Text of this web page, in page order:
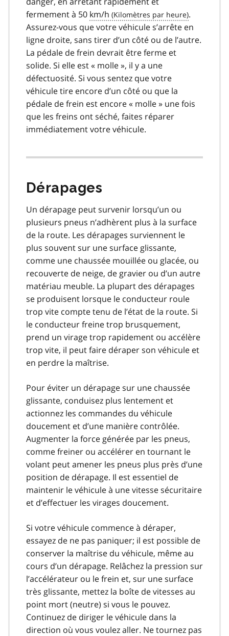
fermement à 50 km/h
.
Assurez-vous que votre véhicule s’arrête en
ligne droite, sans tirer d’un côté ou de l’autre.
La pédale de frein devrait être ferme et
solide. Si elle est « molle », il y a une
défectuosité. Si vous sentez que votre
véhicule tire encore d’un côté ou que la
pédale de frein est encore « molle » une fois
que les freins ont séché, faites réparer
immédiatement votre véhicule.
Dérapages
Un dérapage peut survenir lorsqu’un ou
plusieurs pneus n’adhèrent plus à la surface
de la route. Les dérapages surviennent le
plus souvent sur une surface glissante,
comme une chaussée mouillée ou glacée, ou
recouverte de neige, de gravier ou d’un autre
matériau meuble. La plupart des dérapages
se produisent lorsque le conducteur roule
trop vite compte tenu de l’état de la route. Si
le conducteur freine trop brusquement,
prend un virage trop rapidement ou accélère
trop vite, il peut faire déraper son véhicule et
en perdre la maîtrise.
Pour éviter un dérapage sur une chaussée
glissante, conduisez plus lentement et
actionnez les commandes du véhicule
doucement et d’une manière contrôlée.
Augmenter la force générée par les pneus,
comme freiner ou accélérer en tournant le
volant peut amener les pneus plus près d’une
position de dérapage. Il est essentiel de
maintenir le véhicule à une vitesse sécuritaire
et d’effectuer les virages doucement.
Si votre véhicule commence à déraper,
essayez de ne pas paniquer; il est possible de
conserver la maîtrise du véhicule, même au
cours d’un dérapage. Relâchez la pression sur
l’accélérateur ou le frein et, sur une surface
très glissante, mettez la boîte de vitesses au
point mort (neutre) si vous le pouvez.
Continuez de diriger le véhicule dans la
direction où vous voulez aller. Ne tournez pas